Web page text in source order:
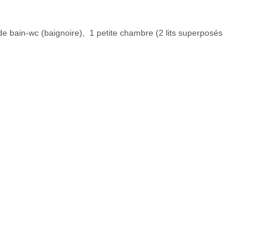
bain-wc (baignoire), 1 petite chambre (2 lits superposés